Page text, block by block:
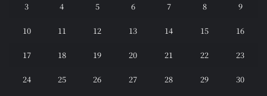
3 4 5 6 7 8 9
10 11 12 13 14 15 16
17 18 19 20 21 22 23
24 25 26 27 28 29 30